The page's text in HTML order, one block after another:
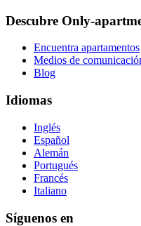
Descubre Only-
Encuentra apartamentos
Medios de
Blog
Idiomas
Inglés
Español
Alemán
Portugués
Francés
Italiano
Síguenos en